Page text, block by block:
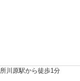
所川原駅から徒歩1分